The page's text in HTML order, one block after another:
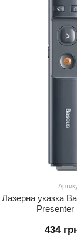
Лазерна указка
Presenter
434